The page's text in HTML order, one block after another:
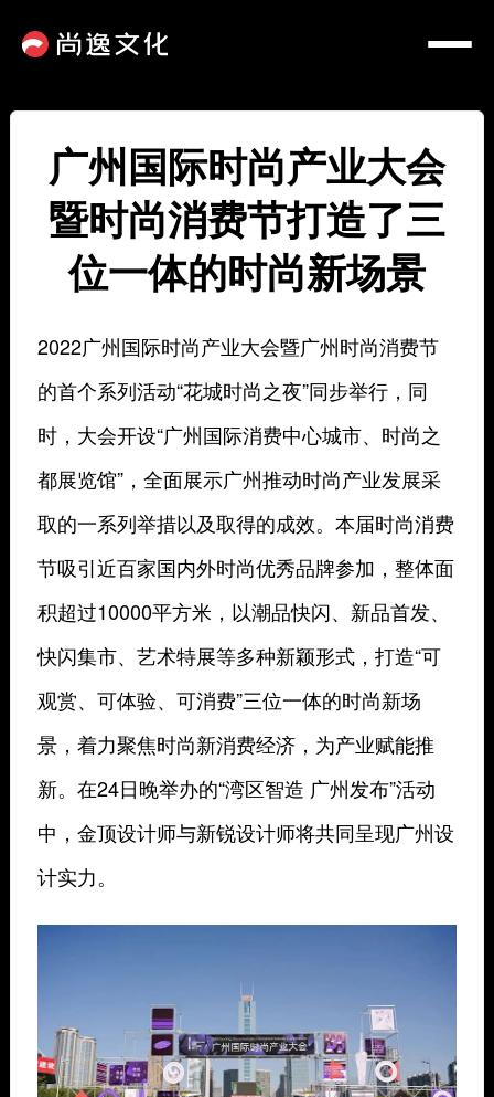
广州国际时尚产业大会
暨时尚消费节打造了三
位一体的时尚新场景
2022广州国际时尚产业大会暨广州时尚消费节
的首个系列活动“花城时尚之夜”同步举行，同
时，大会开设“广州国际消费中心城市、时尚之
都展览馆”，全面展示广州推动时尚产业发展采
取的一系列举措以及取得的成效。本届时尚消费
节吸引近百家国内外时尚优秀品牌参加，整体面
积超过10000平方米，以潮品快闪、新品首发、
快闪集市、艺术特展等多种新颖形式，打造“可
观赏、可体验、可消费”三位一体的时尚新场
景，着力聚焦时尚新消费经济，为产业赋能推
新。在24日晚举办的“湾区智造 广州发布”活动
中，金顶设计师与新锐设计师将共同呈现广州设
计实力。